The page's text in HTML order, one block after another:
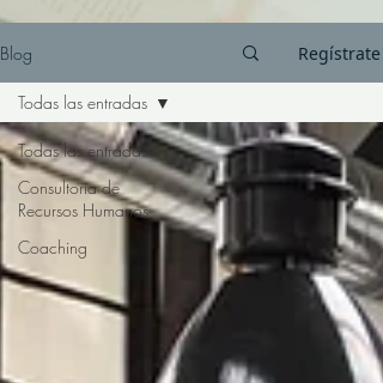
Blog Regístrate
Todas las entradas
Consultoria de
Recursos Humanos
Coaching
Todas las entradas